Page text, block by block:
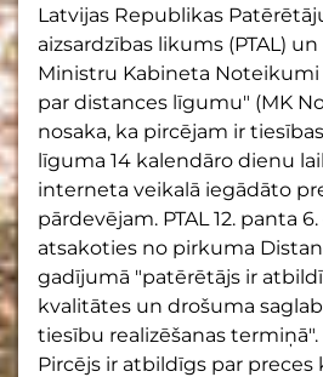
Latvijas Republikas
aizsardzības likums (PTAL)
Ministru Kabineta Noteikumi
par distances līgumu" (MK
nosaka, ka pircējam ir
līguma 14 kalendāro dienu
interneta veikalā iegādāto
pārdevējam. PTAL 12. panta
atsakoties no pirkuma
gadījumā "patērētājs ir
kvalitātes un drošuma
tiesību realizēšanas termiņā".
Pircējs ir atbildīgs par preces